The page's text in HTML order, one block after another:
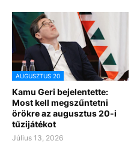
AUGUSZTUS 20
Kamu Geri bejelentette:
Most kell megszűntetni
örökre az augusztus 20-i
tűzijátékot
Július 13, 2026